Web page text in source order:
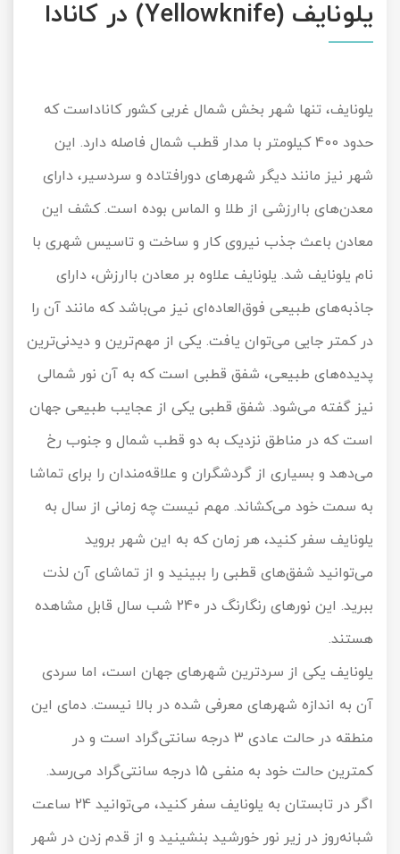
یلونایف (Yellowknife) در کانادا
یلونایف، تنها شهر بخش شمال غربی کشور کاناداست که
حدود 400 کیلومتر با مدار قطب شمال فاصله دارد. این
شهر نیز مانند دیگر شهرهای دورافتاده و سردسیر، دارای
معدن‌های باارزشی از طلا و الماس بوده است. کشف این
معادن باعث جذب نیروی کار و ساخت و تاسیس شهری با
نام یلونایف شد. یلونایف علاوه بر معادن باارزش، دارای
جاذبه‌های طبیعی فوق‌العاده‌ای نیز می‌باشد که مانند آن را
در کمتر جایی می‌توان یافت. یکی از مهم‌ترین و دیدنی‌ترین
پدیده‌های طبیعی، شفق قطبی است که به آن نور شمالی
نیز گفته می‌شود. شفق قطبی یکی از عجایب طبیعی جهان
است که در مناطق نزدیک به دو قطب شمال و جنوب رخ
می‌دهد و بسیاری از گردشگران و علاقه‌مندان را برای تماشا
به سمت خود می‌کشاند. مهم نیست چه زمانی از سال به
یلونایف سفر کنید، هر زمان که به این شهر بروید
می‌توانید شفق‌های قطبی را ببینید و از تماشای آن لذت
ببرید. این نورهای رنگارنگ در 240 شب سال قابل مشاهده
هستند.
یلونایف یکی از سردترین شهرهای جهان است، اما سردی
آن به اندازه شهرهای معرفی شده در بالا نیست. دمای این
منطقه در حالت عادی 3 درجه سانتی‌گراد است و در
کمترین حالت خود به منفی 15 درجه سانتی‌گراد می‌رسد.
اگر در تابستان به یلونایف سفر کنید، می‌توانید 24 ساعت
شبانه‌روز در زیر نور خورشید بنشینید و از قدم زدن در شهر